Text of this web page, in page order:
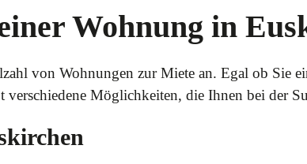
Wohnung in
von Wohnungen zur Miete an. Egal ob Sie
verschiedene Möglichkeiten, die Ihnen bei der